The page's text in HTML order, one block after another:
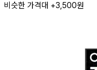
비슷한 가격대 +3,500원